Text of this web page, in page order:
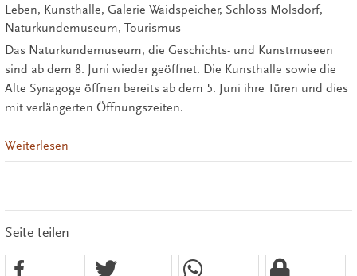
Leben, Kunsthalle, Galerie Waidspeicher, Schloss Molsdorf,
Naturkundemuseum, Tourismus
Das Naturkundemuseum, die Geschichts- und Kunstmuseen
sind ab dem 8. Juni wieder geöffnet. Die Kunsthalle sowie die
Alte Synagoge öffnen bereits ab dem 5. Juni ihre Türen und dies
mit verlängerten Öffnungszeiten.
Weiterlesen
Seite teilen